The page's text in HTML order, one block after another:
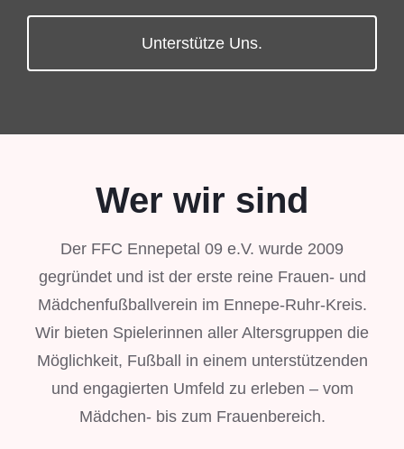
Unterstütze Uns.
Wer wir sind
Der FFC Ennepetal 09 e.V. wurde 2009
gegründet und ist der erste reine Frauen- und
Mädchenfußballverein im Ennepe-Ruhr-Kreis.
Wir bieten Spielerinnen aller Altersgruppen die
Möglichkeit, Fußball in einem unterstützenden
und engagierten Umfeld zu erleben – vom
Mädchen- bis zum Frauenbereich.